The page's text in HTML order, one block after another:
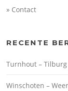
» Contact
RECENTE
Turnhout –
Winschoten –